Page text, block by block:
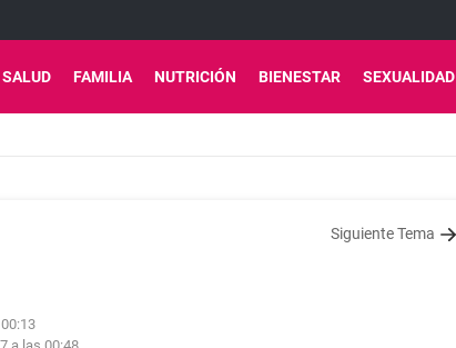
SALUD FAMILIA NUTRICIÓN BIENESTAR SEXUALIDAD
Siguiente Tema